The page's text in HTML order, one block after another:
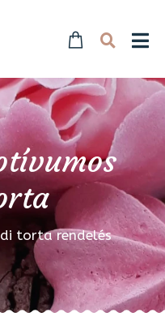
torta rendelés